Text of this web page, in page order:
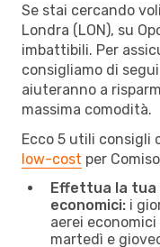
Se stai cercando
Londra (LON), su
imbattibili. Per
consigliamo di
aiuteranno a
massima comodità.
Ecco 5 utili consigli
low-cost per
Effettua la tua
economici: i
aerei
martedì e